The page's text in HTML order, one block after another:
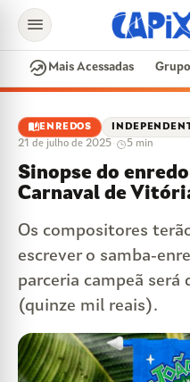
search
EM ALTA
CONTRATAÇÕES
DISPUTA DE
PARINTINS
menu
whatshot Mais Acessadas
auto_stories ENREDOS
21 de julho de 2025· 5 min
Sinopse do
Carnaval de
Os compositores
escrever o samba-
parceria campeã
(quinze mil reais).